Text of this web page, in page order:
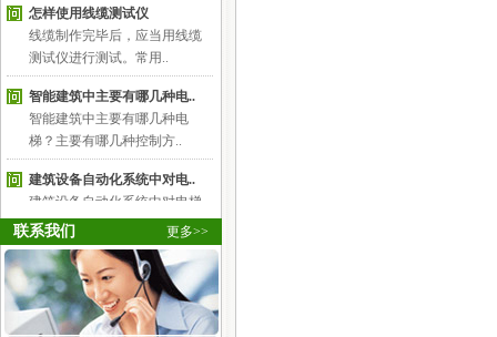
线缆制作完毕后，应当用线缆
测试仪进行测试。常用..
智能建筑中主要有哪几种电..
智能建筑中主要有哪几种电
梯？主要有哪几种控制方..
建筑设备自动化系统中对电..
建筑设备自动化系统中对电梯
和自动扶梯的监控主要..
什么是千兆以太网
千兆以太网（Gigabit Ethernet）
也叫高速以太网，指..
什么是快速以太网
更多>>
联系我们